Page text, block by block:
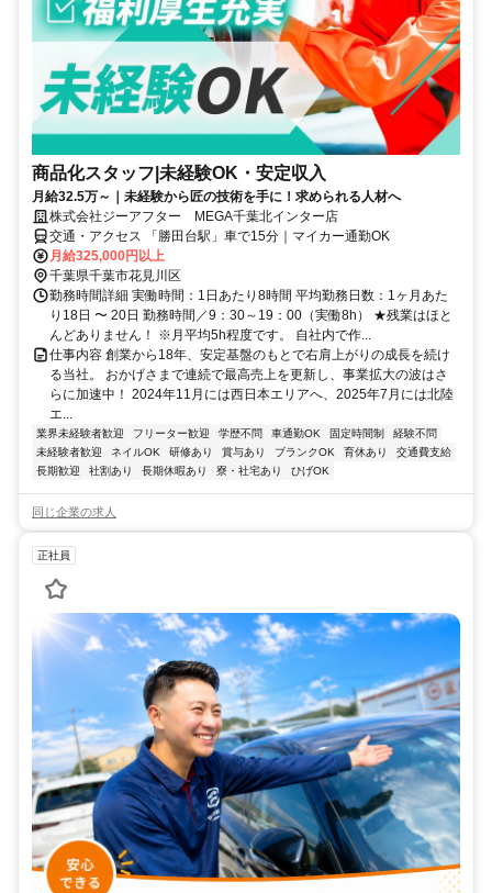
商品化スタッフ|未経験OK・安定収入
月給32.5万～｜未経験から匠の技術を手に！求められる人材へ
株式会社ジーアフター MEGA千葉北インター店
交通・アクセス 「勝田台駅」車で15分｜マイカー通勤OK
月給325,000円以上
千葉県千葉市花見川区
勤務時間詳細 実働時間：1日あたり8時間 平均勤務日数：1ヶ月あた
り18日 〜 20日 勤務時間／9：30～19：00（実働8h） ★残業はほと
んどありません！ ※月平均5h程度です。 自社内で作...
仕事内容 創業から18年、安定基盤のもとで右肩上がりの成長を続け
る当社。 おかげさまで連続で最高売上を更新し、事業拡大の波はさ
らに加速中！ 2024年11月には西日本エリアへ、2025年7月には北陸
エ...
業界未経験者歓迎 フリーター歓迎 学歴不問 車通勤OK 固定時間制
経験不問
未経験者歓迎
ネイルOK 研修あり 賞与あり ブランクOK 育休あり
交通費支給
長期歓迎
社割あり 長期休暇あり 寮・社宅あり ひげOK
同じ企業の求人
正社員